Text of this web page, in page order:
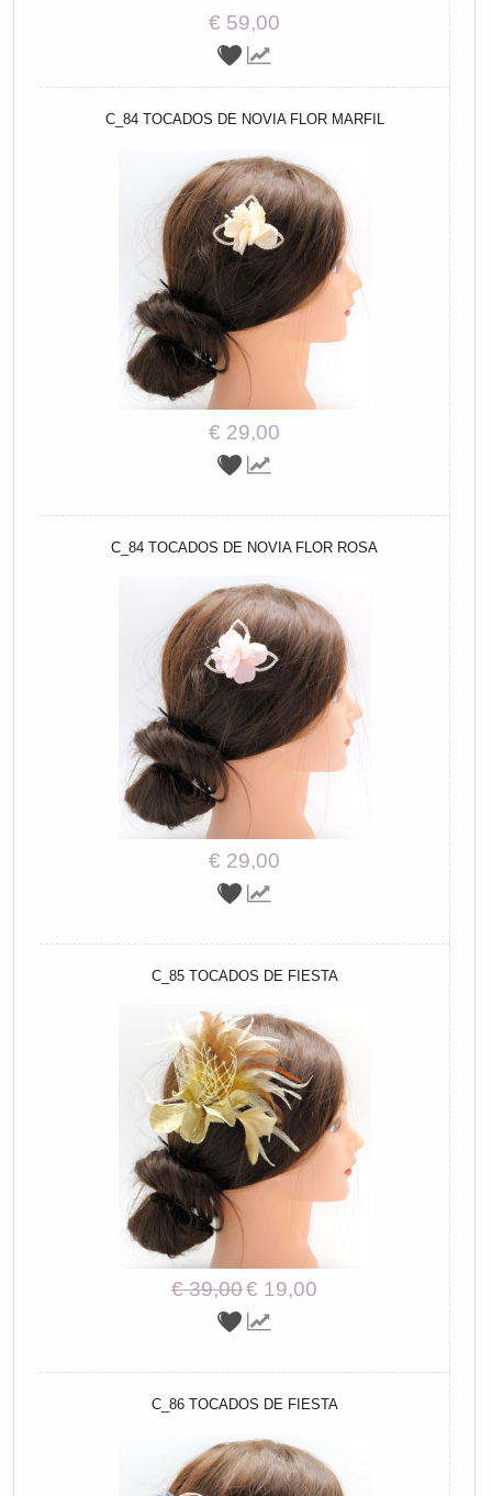
€ 59,00
C_84 TOCADOS DE NOVIA FLOR MARFIL
€ 29,00
C_84 TOCADOS DE NOVIA FLOR ROSA
€ 29,00
C_85 TOCADOS DE FIESTA
€ 39,00€ 19,00
C_86 TOCADOS DE FIESTA